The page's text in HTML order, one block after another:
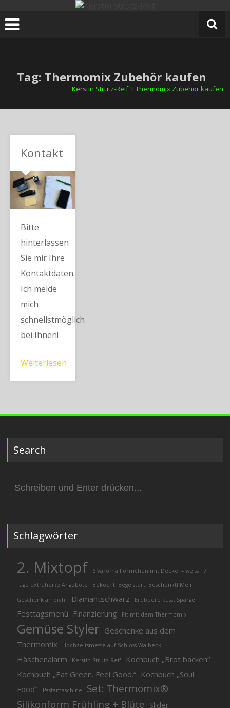
Inhalt
springen
Tag: Thermomix Zubehör kaufen
Kerstin Strutz-Reif> Thermomix Zubehör kaufen
Kontakt
Bitte
hinterlassen
Sie mir Ihre
Kontaktdaten.
Ich melde
mich
schnellstmöglich
bei Ihnen!
Weiterlesen
Search
nach:
Schlagwörter
2. Mixtopf 6 Varoma Förmchen mit Deckel – weiss
7
Tage extraheiße Angebote
Bekocht. Begeistert. Beschenkt! Mein
Geschenk an dich. Diamantschwarz Erdbeere küsst Spargel
Festtagsmenü Finanzierung Fit mit dem Thermomix
Gemüse Styler Geschenke aus dem
Thermomix
Hochzeitsmesse auf Schloss Walbeck
Häschenalarm Kerstin Strutz-Reif
Kochbuch „Brot backen“
Kochbuch „Eat Green. Feel Good.“ Kochbuch „Soul
Food"
Pastamaschine
Set: Thermomix®
Silikonform Frühling + Blüte Slider